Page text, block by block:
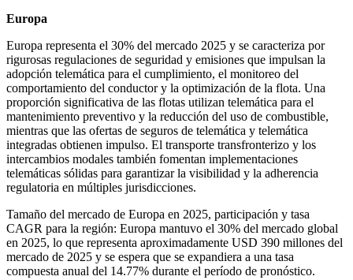
Europa
Europa representa el 30% del mercado 2025 y se caracteriza por
rigurosas regulaciones de seguridad y emisiones que impulsan la
adopción telemática para el cumplimiento, el monitoreo del
comportamiento del conductor y la optimización de la flota. Una
proporción significativa de las flotas utilizan telemática para el
mantenimiento preventivo y la reducción del uso de combustible,
mientras que las ofertas de seguros de telemática y telemática
integradas obtienen impulso. El transporte transfronterizo y los
intercambios modales también fomentan implementaciones
telemáticas sólidas para garantizar la visibilidad y la adherencia
regulatoria en múltiples jurisdicciones.
Tamaño del mercado de Europa en 2025, participación y tasa
CAGR para la región: Europa mantuvo el 30% del mercado global
en 2025, lo que representa aproximadamente USD 390 millones del
mercado de 2025 y se espera que se expandiera a una tasa
compuesta anual del 14.77% durante el período de pronóstico.